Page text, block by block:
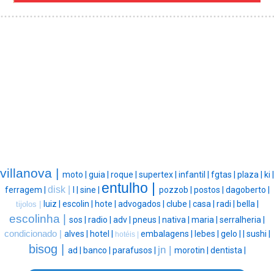
villanova | moto | guia | roque | supertex | infantil | fgtas | plaza |
ki |
ferragem | disk | sine | entulho | pozzob | postos | dagoberto |
tijolos | luiz | escolin | hote | advogados | clube | casa | radi | bella |
escolinha | sos | radio | adv | pneus | nativa | maria | serralheria |
condicionado | alves | hotel | hotéis | embalagens | lebes | gelo | sushi |
bisog | ad | banco | parafusos | jn | morotin | dentista |